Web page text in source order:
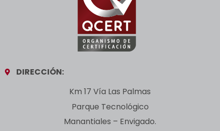
DIRECCIÓN:
Km 17 Vía Las Palmas
Parque Tecnológico
Manantiales – Envigado.